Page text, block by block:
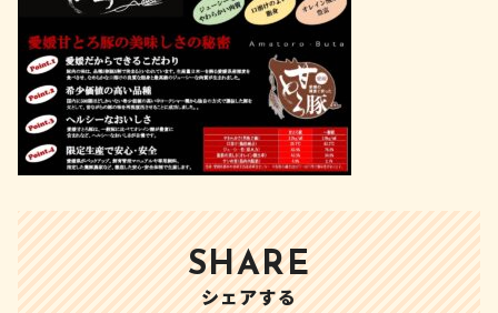
SHARE
シェアする